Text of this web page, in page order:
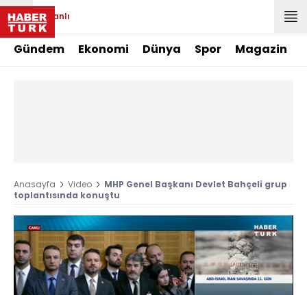
Canlı
Gündem Ekonomi Dünya Spor Magazin
Anasayfa Video
MHP Genel Başkanı Devlet Bahçeli grup
toplantısında konuştu